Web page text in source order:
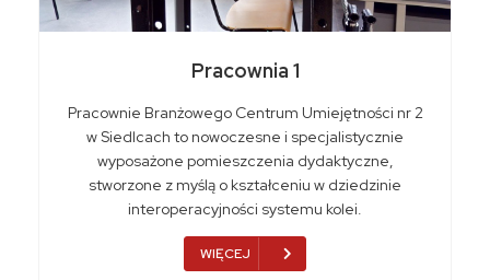
Pracownia 1
Pracownie Branżowego Centrum Umiejętności nr 2
w Siedlcach to nowoczesne i specjalistycznie
wyposażone pomieszczenia dydaktyczne,
stworzone z myślą o kształceniu w dziedzinie
interoperacyjności systemu kolei.
WIĘCEJ